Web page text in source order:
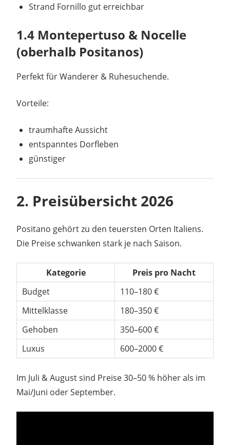
Strand Fornillo gut erreichbar
1.4 Montepertuso & Nocelle
(oberhalb Positanos)
Perfekt für Wanderer & Ruhesuchende.
Vorteile:
traumhafte Aussicht
entspanntes Dorfleben
günstiger
2. Preisübersicht 2026
Positano gehört zu den teuersten Orten Italiens.
Die Preise schwanken stark je nach Saison.
Kategorie
Preis pro Nacht
Budget
110–180 €
Mittelklasse
180–350 €
Gehoben
350–600 €
Luxus
600–2000 €
Im Juli & August sind Preise 30–50 % höher als im
Mai/Juni oder September.